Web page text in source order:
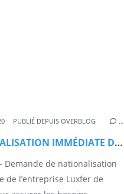
PUBLIÉ DEPUIS OVERBLOG …
NATIONALISATION IMMÉDIATE DE L’ENTREPRISE LUXFER POUR ASSURER LES BESOINS D’OXYGÉNOTHÉRAPIE DU PAYS
Demande de nationalisation
de l’entreprise Luxfer de